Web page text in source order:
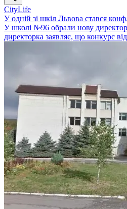
CityLife
У одній зі шкіл Львова стався
У школі №96 обрали нову
директорка заявляє, що конкурс